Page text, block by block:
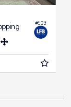
#903